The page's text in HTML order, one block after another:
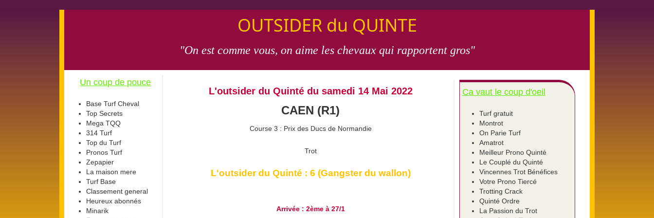
OUTSIDER du QUINTE
"On est comme vous, on aime les chevaux qui rapportent gros"
Un coup de pouce
Base Turf Cheval
Top Secrets
Mega TQQ
314 Turf
Top du Turf
Pronos Turf
Zepapier
La maison mere
Turf Base
Classement general
Heureux abonnés
Minarik
L'outsider du Quinté du samedi 14 Mai 2022
CAEN (R1)
Course 3 : Prix des Ducs de Normandie
Trot
L'outsider du Quinté : 6 (Gangster du wallon)
Arrivée : 2ème à 27/1
Ca vaut le coup d'oeil
Turf gratuit
Montrot
On Parie Turf
Amatrot
Meilleur Prono Quinté
Le Couplé du Quinté
Vincennes Trot Bénéfices
Votre Prono Tiercé
Trotting Crack
Quinté Ordre
La Passion du Trot